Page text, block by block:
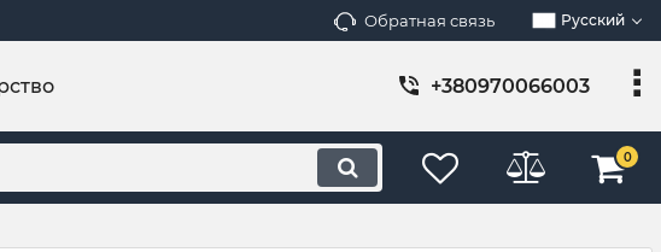
Обратная связь Русский
+380970066003
0